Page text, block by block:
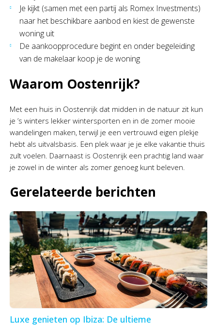
Je kijkt (samen met een partij als Romex Investments)
naar het beschikbare aanbod en kiest de gewenste
woning uit
De aankoopprocedure begint en onder begeleiding
van de makelaar koop je de woning
Waarom Oostenrijk?
Met een huis in Oostenrijk dat midden in de natuur zit kun
je ’s winters lekker wintersporten en in de zomer mooie
wandelingen maken, terwijl je een vertrouwd eigen plekje
hebt als uitvalsbasis. Een plek waar je je elke vakantie thuis
zult voelen. Daarnaast is Oostenrijk een prachtig land waar
je zowel in de winter als zomer genoeg kunt beleven.
Gerelateerde berichten
Luxe genieten op Ibiza: De ultieme